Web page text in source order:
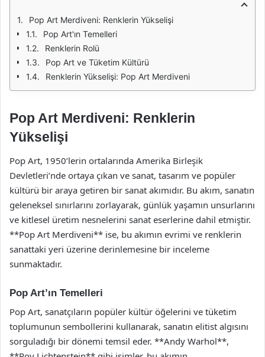
Pop Art Merdiveni: Renklerin Yükselişi
Pop Art'ın Temelleri
Renklerin Rolü
Pop Art ve Tüketim Kültürü
Renklerin Yükselişi: Pop Art Merdiveni
Pop Art Merdiveni: Renklerin
Yükselişi
Pop Art, 1950’lerin ortalarında Amerika Birleşik
Devletleri’nde ortaya çıkan ve sanat, tasarım ve popüler
kültürü bir araya getiren bir sanat akımıdır. Bu akım, sanatın
geleneksel sınırlarını zorlayarak, günlük yaşamın unsurlarını
ve kitlesel üretim nesnelerini sanat eserlerine dahil etmiştir.
**Pop Art Merdiveni** ise, bu akımın evrimi ve renklerin
sanattaki yeri üzerine derinlemesine bir inceleme
sunmaktadır.
Pop Art’ın Temelleri
Pop Art, sanatçıların popüler kültür öğelerini ve tüketim
toplumunun sembollerini kullanarak, sanatın elitist algısını
sorguladığı bir dönemi temsil eder. **Andy Warhol**,